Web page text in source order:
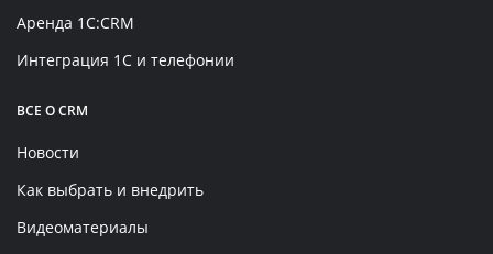
Аренда 1C:CRM
Интеграция 1С и телефонии
ВСЕ О CRM
Новости
Как выбрать и внедрить
Видеоматериалы